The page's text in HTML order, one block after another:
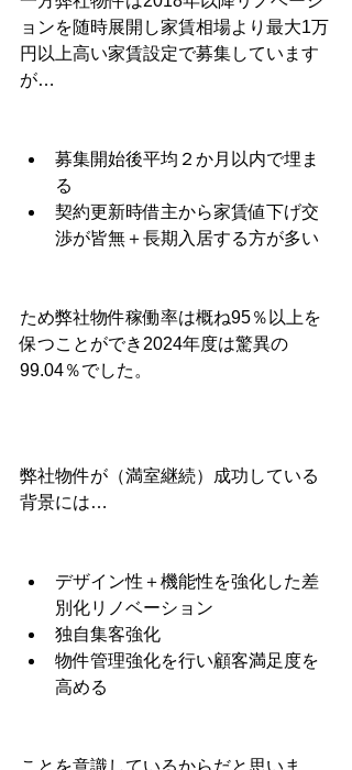
ョンを随時展開し家賃相場より最大1万
円以上高い家賃設定で募集しています
が…
募集開始後平均２か月以内で埋ま
る
契約更新時借主から家賃値下げ交
渉が皆無＋長期入居する方が多い
ため弊社物件稼働率は概ね95％以上を
保つことができ2024年度は驚異の
99.04％でした。
弊社物件が（満室継続）成功している
背景には…
デザイン性＋機能性を強化した差
別化リノベーション
独自集客強化
物件管理強化を行い顧客満足度を
高める